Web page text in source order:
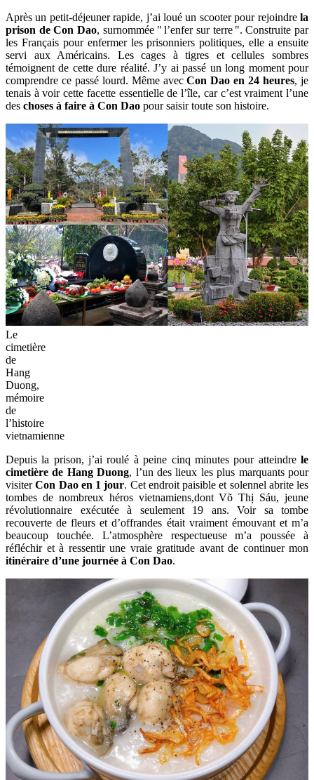
Après un petit-déjeuner rapide, j’ai loué un scooter pour rejoindre la
prison de Con Dao, surnommée " l’enfer sur terre ". Construite par
les Français pour enfermer les prisonniers politiques, elle a ensuite
servi aux Américains. Les cages à tigres et cellules sombres
témoignent de cette dure réalité. J’y ai passé un long moment pour
comprendre ce passé lourd. Même avecCon Dao en 24 heures, je
tenais à voir cette facette essentielle de l’île, car c’est vraiment l’une
des choses à faire à Con Dao pour saisir toute son histoire.
Le
cimetière
de
Hang
Duong,
mémoire
de
l’histoire
vietnamienne
Depuis la prison, j’ai roulé à peine cinq minutes pour atteindre le
cimetière de Hang Duong, l’un des lieux les plus marquants pour
visiterCon Dao en 1 jour. Cet endroit paisible et solennel abrite les
tombes de nombreux héros vietnamiens,dont Võ Thị Sáu, jeune
révolutionnaire exécutée à seulement 19 ans. Voir sa tombe
recouverte de fleurs et d’offrandes était vraiment émouvant et m’a
beaucoup touchée. L’atmosphère respectueuse m’a poussée à
réfléchir et à ressentir une vraie gratitude avant de continuer mon
itinéraire d’une journée à Con Dao.